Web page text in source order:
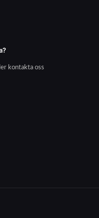
kontakta oss